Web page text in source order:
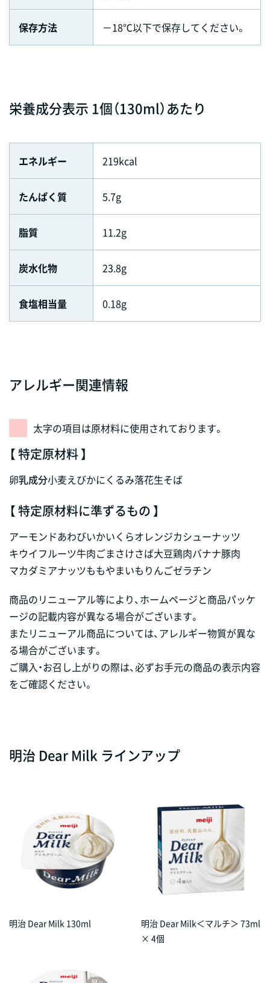
保存方法 －18℃以下で保存してください。
栄養成分表示 1個（130ml）あたり
エネルギー 219kcal
たんぱく質 5.7g
脂質 11.2g
炭水化物 23.8g
食塩相当量 0.18g
アレルギー関連情報
太字の項目は原材料に使用されております。
【 特定原材料 】
卵乳成分小麦えびかにくるみ落花生そば
【 特定原材料に準ずるもの 】
アーモンドあわびいかいくらオレンジカシューナッツ
キウイフルーツ牛肉ごまさけさば大豆鶏肉バナナ豚肉
マカダミアナッツももやまいも りんごゼラチン
商品のリニューアル等により、ホームページと商品パッケ
ージの記載内容が異なる場合がございます。
またリニューアル商品については、アレルギー物質が異な
る場合がございます。
ご購入・お召し上がりの際は、必ずお手元の商品の表示内容
をご確認ください。
明治 Dear Milk ラインアップ
明治 Dear Milk 130ml
明治 Dear Milk＜マルチ＞ 73ml
× 4個